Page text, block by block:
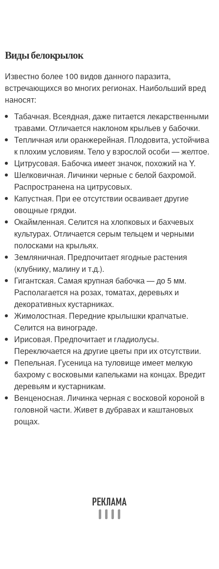
Виды белокрылок
Известно более 100 видов данного паразита,
встречающихся во многих регионах. Наибольший вред
наносят:
Табачная. Всеядная, даже питается лекарственными
травами. Отличается наклоном крыльев у бабочки.
Тепличная или оранжерейная. Плодовита, устойчива
к плохим условиям. Тело у взрослой особи — желтое.
Цитрусовая. Бабочка имеет значок, похожий на Y.
Шелковичная. Личинки черные с белой бахромой.
Распространена на цитрусовых.
Капустная. При ее отсутствии осваивает другие
овощные грядки.
Окаймленная. Селится на хлопковых и бахчевых
культурах. Отличается серым тельцем и черными
полосками на крыльях.
Земляничная. Предпочитает ягодные растения
(клубнику, малину и т.д.).
Гигантская. Самая крупная бабочка — до 5 мм.
Располагается на розах, томатах, деревьях и
декоративных кустарниках.
Жимолостная. Передние крылышки крапчатые.
Селится на винограде.
Ирисовая. Предпочитает и гладиолусы.
Переключается на другие цветы при их отсутствии.
Пепельная. Гусеница на туловище имеет мелкую
бахрому с восковыми капельками на концах. Вредит
деревьям и кустарникам.
Венценосная. Личинка черная с восковой короной в
головной части. Живет в дубравах и каштановых
рощах.